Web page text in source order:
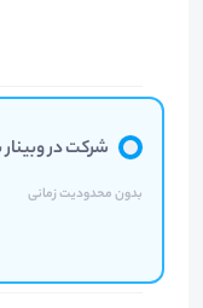
شرکت در
بدون محدودیت زمانی